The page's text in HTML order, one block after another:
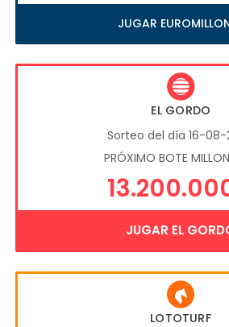
JUGAR
EL GORDO
Sorteo del día 16-08-
PRÓXIMO BOTE
JUGAR EL
LOTOTURF